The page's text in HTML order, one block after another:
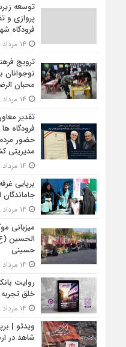
توسعه
پروازی و
فرودگاه
ترویج
محبان
تقدیر
فرودگاه
حضور
مدیریتی
برپایی
الحسین
حسینی
روایت
خلق
ویدئو |
شاهد در